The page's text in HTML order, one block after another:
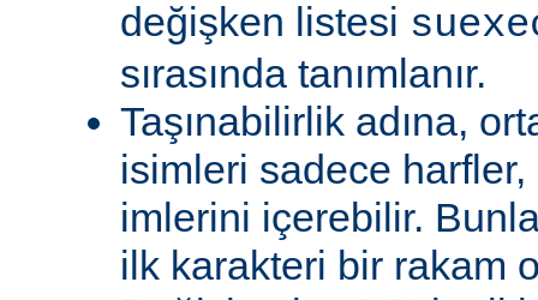
değişken listesi
sırasında tanımlanır.
Taşınabilirlik adına,
isimleri sadece
imlerini içerebilir.
ilk karakteri bir rakam